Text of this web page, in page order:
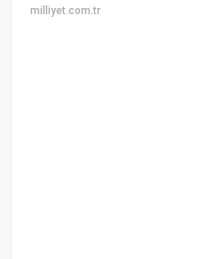
milliyet.com.tr